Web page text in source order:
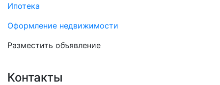
Ипотека
Оформление недвижимости
Разместить объявление
Контакты